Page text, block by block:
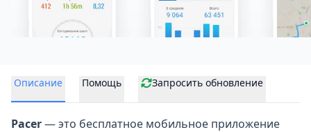
Описание Помощь Запросить обновление
Pacer— это бесплатное мобильное приложение